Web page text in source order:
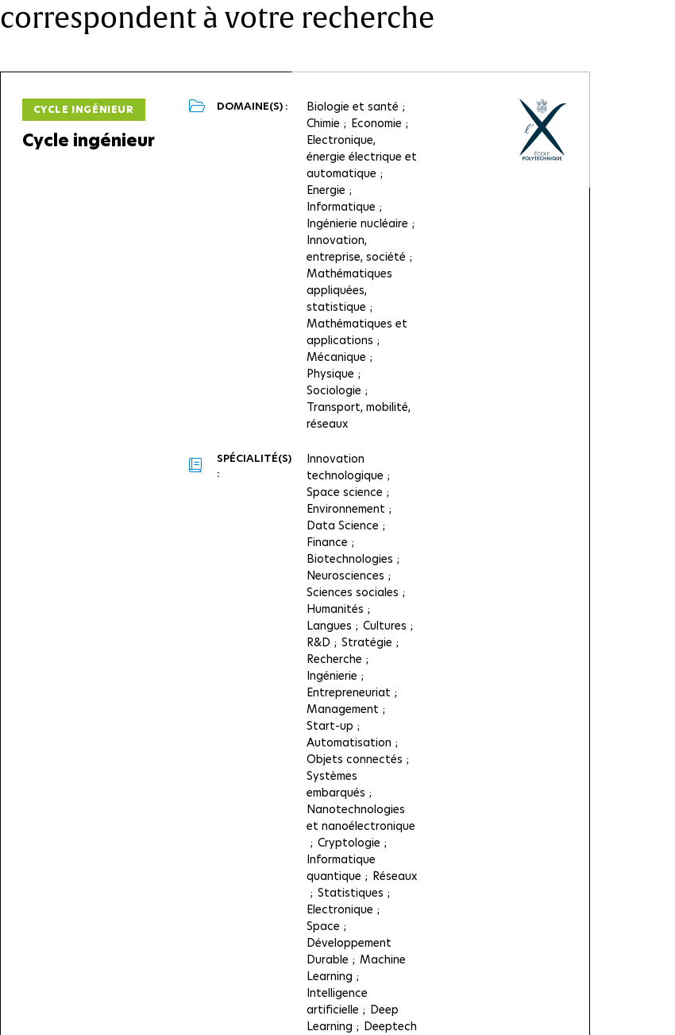
correspondent à votre recherche
CYCLE INGÉNIEUR
Cycle ingénieur
DOMAINE(S) :
Biologie et santé
Chimie
Economie
Electronique,
énergie électrique et
automatique
Energie
Informatique
Ingénierie nucléaire
Innovation,
entreprise, société
Mathématiques
appliquées,
statistique
Mathématiques et
applications
Mécanique
Physique
Sociologie
Transport, mobilité,
réseaux
SPÉCIALITÉ(S)
:
Innovation
technologique
Space science
Environnement
Data Science
Finance
Biotechnologies
Neurosciences
Sciences sociales
Humanités
Langues
Cultures
R&D
Stratégie
Recherche
Ingénierie
Entrepreneuriat
Management
Start-up
Automatisation
Objets connectés
Systèmes
embarqués
Nanotechnologies
et nanoélectronique
Cryptologie
Informatique
quantique
Réseaux
Statistiques
Electronique
Space
Développement
Durable
Machine
Learning
Intelligence
artificielle
Deep
Learning
Deeptech